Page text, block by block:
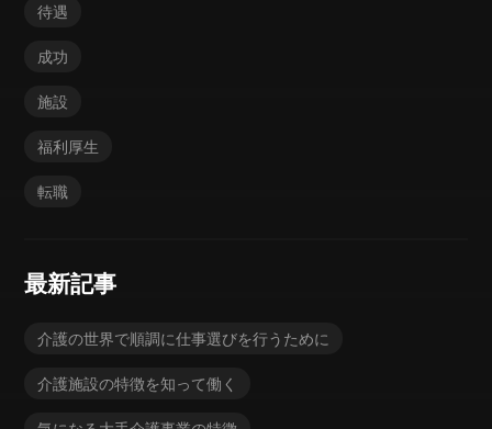
待遇
成功
施設
福利厚生
転職
最新記事
介護の世界で順調に仕事選びを行うために
介護施設の特徴を知って働く